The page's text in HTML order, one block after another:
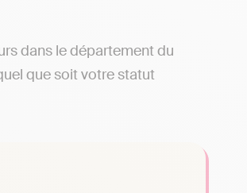
dans le département du
que soit votre statut